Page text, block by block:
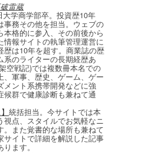
雷蔵
大学商学部卒。投資歴10年
事務その他を担当。ウェブの
本格的に参入、その前後から
情報サイトの執筆管理運営に
歴は10年を超す。商業誌の歴
系のライターの長期経歴あ
空戦記)では複数冊本名での
、軍事、歴史、ゲーム、ゲー
メント系携帯開発などに強
候群で健康診断も兼ねて通
統括担当。今サイトでは本
視点、スタイルでお気軽なニ
。また覚書的な場所も兼ねて
サイトで詳細を解説した記事
ます。